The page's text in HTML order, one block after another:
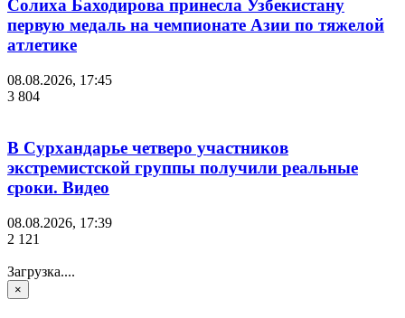
Солиха Баходирова принесла Узбекистану
первую медаль на чемпионате Азии по тяжелой
атлетике
08.08.2026, 17:45
3 804
В Сурхандарье четверо участников
экстремистской группы получили реальные
сроки. Видео
08.08.2026, 17:39
2 121
Загрузка....
×